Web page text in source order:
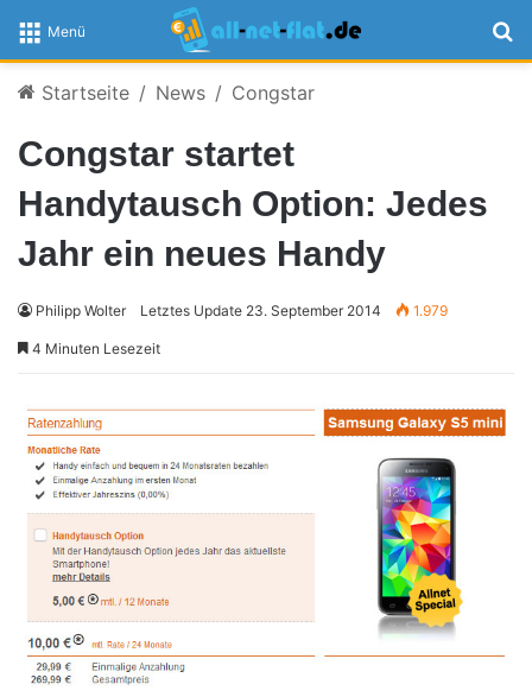
Menü
Startseite / News / Congstar
Congstar startet
Handytausch Option: Jedes
Jahr ein neues Handy
Philipp Wolter Letztes Update 23. September 2014 1.979
4 Minuten Lesezeit